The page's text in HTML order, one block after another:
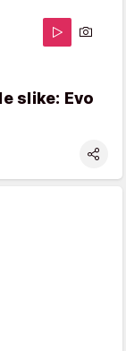
slike: Evo